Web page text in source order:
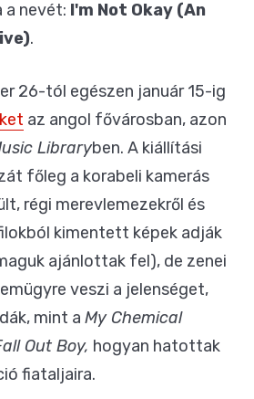
a nevét: I'm Not Okay (An
.
26-tól egészen január 15-ig
az angol fővárosban, azon
Libraryben. A kiállítási
főleg a korabeli kamerás
régi merevlemezekről és
kimentett képek adják
ajánlottak fel), de zenei
veszi a jelenséget,
mint a My Chemical
Out Boy, hogyan hatottak
fiataljaira.